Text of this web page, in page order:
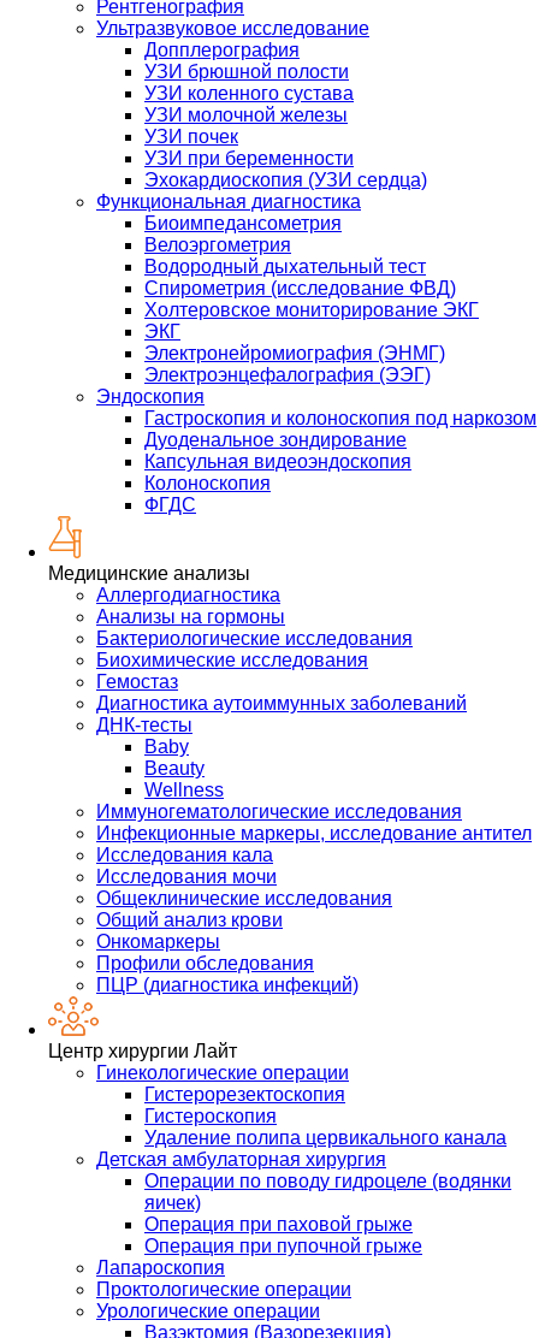
Рентгенография
Ультразвуковое исследование
Допплерография
УЗИ брюшной полости
УЗИ коленного сустава
УЗИ молочной железы
УЗИ почек
УЗИ при беременности
Эхокардиоскопия (УЗИ сердца)
Функциональная диагностика
Биоимпедансометрия
Велоэргометрия
Водородный дыхательный тест
Спирометрия (исследование ФВД)
Холтеровское мониторирование ЭКГ
ЭКГ
Электронейромиография (ЭНМГ)
Электроэнцефалография (ЭЭГ)
Эндоскопия
Гастроскопия и колоноскопия под наркозом
Дуоденальное зондирование
Капсульная видеоэндоскопия
Колоноскопия
ФГДС
Медицинские анализы
Аллергодиагностика
Анализы на гормоны
Бактериологические исследования
Биохимические исследования
Гемостаз
Диагностика аутоиммунных заболеваний
ДНК-тесты
Baby
Beauty
Wellness
Иммуногематологические исследования
Инфекционные маркеры, исследование антител
Исследования кала
Исследования мочи
Общеклинические исследования
Общий анализ крови
Онкомаркеры
Профили обследования
ПЦР (диагностика инфекций)
Центр хирургии Лайт
Гинекологические операции
Гистерорезектоскопия
Гистероскопия
Удаление полипа цервикального канала
Детская амбулаторная хирургия
Операции по поводу гидроцеле (водянки
яичек)
Операция при паховой грыже
Операция при пупочной грыже
Лапароскопия
Проктологические операции
Урологические операции
Вазэктомия (Вазорезекция)